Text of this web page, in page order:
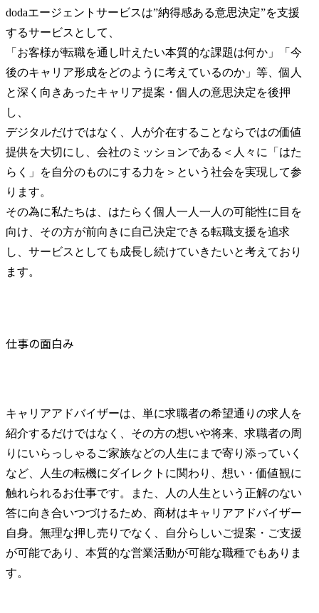
dodaエージェントサービスは”納得感ある意思決定”を支援
するサービスとして、
「お客様が転職を通し叶えたい本質的な課題は何か」「今
後のキャリア形成をどのように考えているのか」等、個人
と深く向きあったキャリア提案・個人の意思決定を後押
し、
デジタルだけではなく、人が介在することならではの価値
提供を大切にし、会社のミッションである＜人々に「はた
らく」を自分のものにする力を＞という社会を実現して参
ります。
その為に私たちは、はたらく個人一人一人の可能性に目を
向け、その方が前向きに自己決定できる転職支援を追求
し、サービスとしても成長し続けていきたいと考えており
ます。
仕事の面白み
キャリアアドバイザーは、単に求職者の希望通りの求人を
紹介するだけではなく、その方の想いや将来、求職者の周
りにいらっしゃるご家族などの人生にまで寄り添っていく
など、人生の転機にダイレクトに関わり、想い・価値観に
触れられるお仕事です。また、人の人生という正解のない
答に向き合いつづけるため、商材はキャリアアドバイザー
自身。無理な押し売りでなく、自分らしいご提案・ご支援
が可能であり、本質的な営業活動が可能な職種でもありま
す。